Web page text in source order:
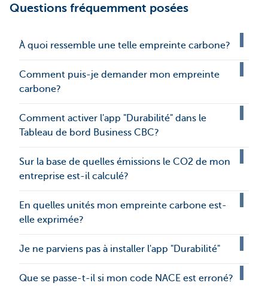
Questions fréquemment posées
À quoi ressemble une telle empreinte carbone?
Comment puis-je demander mon empreinte
carbone?
Comment activer l'app "Durabilité" dans le
Tableau de bord Business CBC?
Sur la base de quelles émissions le CO2 de mon
entreprise est-il calculé?
En quelles unités mon empreinte carbone est-
elle exprimée?
Je ne parviens pas à installer l'app "Durabilité"
Que se passe-t-il si mon code NACE est erroné?